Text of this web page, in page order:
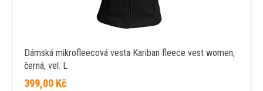
Dámská mikrofleecová vesta Kariban fleece vest women,
černá, vel. L
399,00 Kč